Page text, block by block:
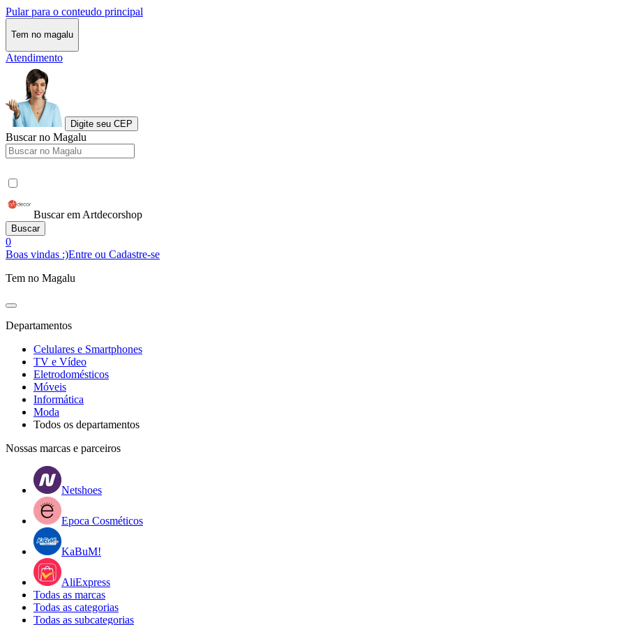
Pular para o conteudo principal
Tem no magalu
Atendimento
Digite seu CEP
Buscar no Magalu
Buscar em Artdecorshop
Buscar
0
Boas vindas :)Entre ou Cadastre-se
Tem no Magalu
Departamentos
Celulares e Smartphones
TV e Vídeo
Eletrodomésticos
Móveis
Informática
Moda
Todos os departamentos
Nossas marcas e parceiros
Netshoes
Epoca Cosméticos
KaBuM!
AliExpress
Todas as marcas
Todas as categorias
Todas as subcategorias